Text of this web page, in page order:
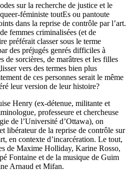
sur la recherche de justice et le
féministe toutEs ou pantoute
dans la reprise de contrôle par l’art.
femmes criminalisées (et de
préférait classer sous le terme
des préjugés genrés difficiles à
de sorcières, de marâtres et les filles
vers des termes bien plus
de ces personnes serait le même
leur version de leur histoire?
Henry (ex-détenue, militante et
professeure et chercheuse
de l’Université d’Ottawa), on
libérateur de la reprise de contrôle sur
en contexte d’incarcération. Le tout,
de Maxime Holliday, Karine Rosso,
Fontaine et de la musique de Guim
Arnaud et Mifan.